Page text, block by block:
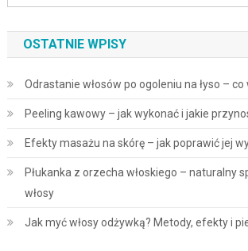
OSTATNIE WPISY
Odrastanie włosów po ogoleniu na łyso –
Peeling kawowy – jak wykonać i jakie
Efekty masażu na skórę – jak poprawić jej
Płukanka z orzecha włoskiego – naturalny
włosy
Jak myć włosy odżywką? Metody, efekty i